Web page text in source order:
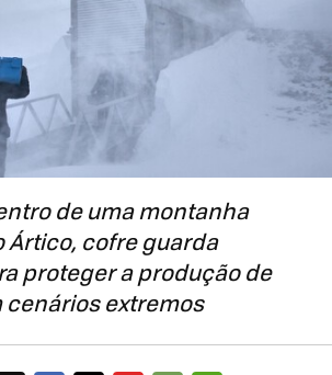
de uma montanha
Ártico, cofre guarda
proteger a produção de
extremos